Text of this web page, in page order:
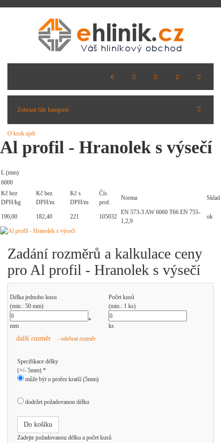
Zobrazit filtr kategorie
O krok zpět
Al profil - Hranolek s výsečí
L (mm)
6000
Kč bez
DPH/kg
Kč bez
DPH/m
Kč s
DPH/m
Čís.
prof.
Norma Sklad
190,00 182,40 221 105032
EN 573-3 AW 6060 T66 EN 755-
1,2,9
ok
Zadání rozměrů a kalkulace ceny
pro Al profil - Hranolek s výsečí
Délka jednoho kusu
(min.: 50 mm)
Počet kusů
(min.: 1 ks)
mm
*
ks
další rozměr - odebrat rozměr
Specifikace délky
(+/- 5mm) *
může být o prořez kratší (5mm)
dodržet požadovanou délku
Do košíku
Zadejte požadovanou délku a počet kusů